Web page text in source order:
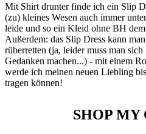
Mit Shirt drunter finde ich ein Slip
(zu) kleines Wesen auch immer
leide und so ein Kleid ohne BH
Außerdem: das Slip Dress kann
rüberretten (ja, leider muss man
Gedanken machen...) - mit einem
werde ich meinen neuen Liebling
tragen können!
SHOP MY